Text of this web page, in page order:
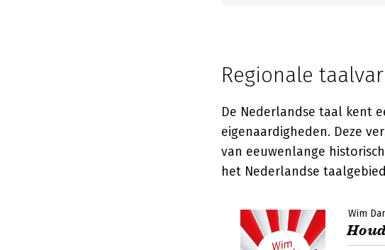
Regionale
De Nederlandse taal kent
eigenaardigheden. Deze
van eeuwenlange
het Nederlandse
Wim